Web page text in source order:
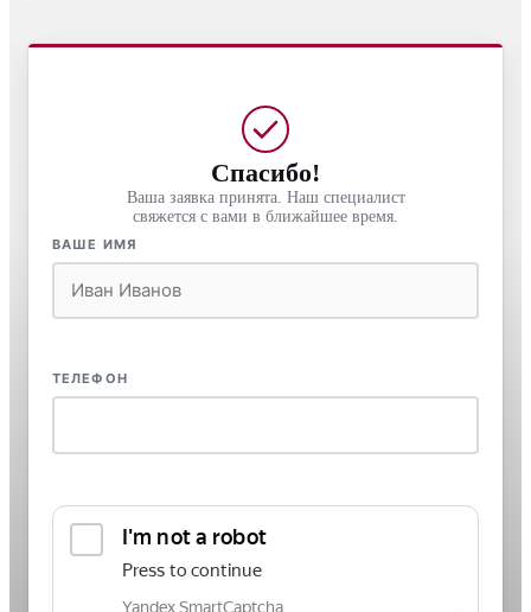
Спасибо!
Ваша заявка принята. Наш специалист
свяжется с вами в ближайшее время.
ВАШЕ ИМЯ
ТЕЛЕФОН